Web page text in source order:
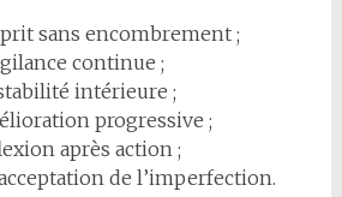
sans encombrement ;
continue ;
intérieure ;
progressive ;
après action ;
de l’imperfection.